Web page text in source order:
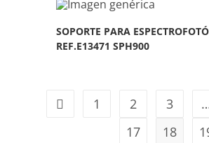
SOPORTE PARA
REF.E13471 SPH900
1 2 3
17
18